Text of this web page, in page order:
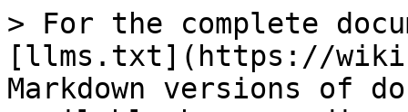
> For the complete
[llms.txt](https://
Markdown versions of